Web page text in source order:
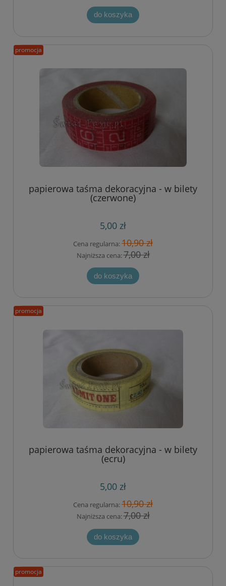
do koszyka
papierowa taśma dekoracyjna - w bilety
(czerwone)
5,00 zł
Cena regularna:10,90 zł
Najniższa cena:7,00 zł
do koszyka
promocja
papierowa taśma dekoracyjna - w bilety
(ecru)
5,00 zł
Cena regularna:10,90 zł
Najniższa cena:7,00 zł
do koszyka
promocja
promocja